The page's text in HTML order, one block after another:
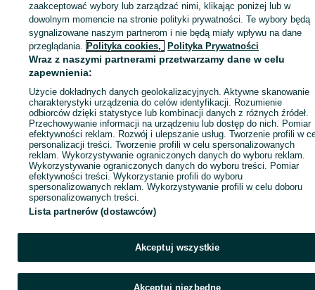
Zaloguj się / Załóż konto
zaakceptować wybory lub zarządzać nimi, klikając poniżej lub w
dowolnym momencie na stronie polityki prywatności. Te wybory będą
sygnalizowane naszym partnerom i nie będą miały wpływu na dane
przeglądania. Polityka cookies, Polityka Prywatności
Wraz z naszymi partnerami przetwarzamy dane w celu
zapewnienia:
Użycie dokładnych danych geolokalizacyjnych. Aktywne skanowanie
charakterystyki urządzenia do celów identyfikacji. Rozumienie
odbiorców dzięki statystyce lub kombinacji danych z różnych źródeł.
Przechowywanie informacji na urządzeniu lub dostęp do nich. Pomiar
efektywności reklam. Rozwój i ulepszanie usług. Tworzenie profili w
personalizacji treści. Tworzenie profili w celu spersonalizowanych
reklam. Wykorzystywanie ograniczonych danych do wyboru reklam.
Wykorzystywanie ograniczonych danych do wyboru treści. Pomiar
efektywności treści. Wykorzystanie profili do wyboru
spersonalizowanych reklam. Wykorzystywanie profili w celu doboru
spersonalizowanych treści.
Lista partnerów (dostawców)
Akceptuj wszystkie
Akceptuj niezbędne